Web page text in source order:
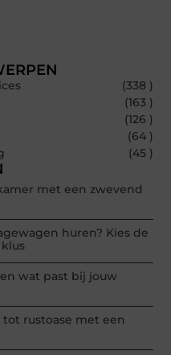
(338 )
(163 )
(126 )
(64 )
(45 )
met een zwevend
huren? Kies de
wat past bij jouw
rustoase met een